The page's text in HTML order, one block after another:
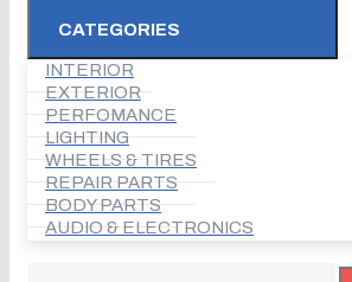
CATEGORIES
INTERIOR
EXTERIOR
PERFOMANCE
LIGHTING
WHEELS & TIRES
REPAIR PARTS
BODY PARTS
AUDIO & ELECTRONICS